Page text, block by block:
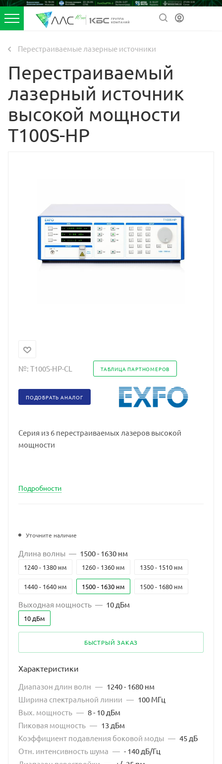
Перестраиваемые лазерные источники
Перестраиваемый
лазерный источник
высокой мощности
T100S-HP
№: T100S-HP-CL ТАБЛИЦА ПАРТНОМЕРОВ
ПОДОБРАТЬ АНАЛОГ
Серия из 6 перестраиваемых лазеров высокой
мощности
Подробности
Уточните наличие
Длина волны — 1500 - 1630 нм
1240 - 1380 нм 1260 - 1360 нм 1350 - 1510 нм
1440 - 1640 нм 1500 - 1630 нм 1500 - 1680 нм
Выходная мощность — 10 дБм
10 дБм
БЫСТРЫЙ ЗАКАЗ
Характеристики
Диапазон длин волн — 1240 - 1680 нм
Ширина спектральной линии — 100 МГц
Вых. мощность — 8 - 10 дБм
Пиковая мощность — 13 дБм
Коэффициент подавления боковой моды — 45 дБ
Отн. интенсивность шума — - 140 дБ/Гц